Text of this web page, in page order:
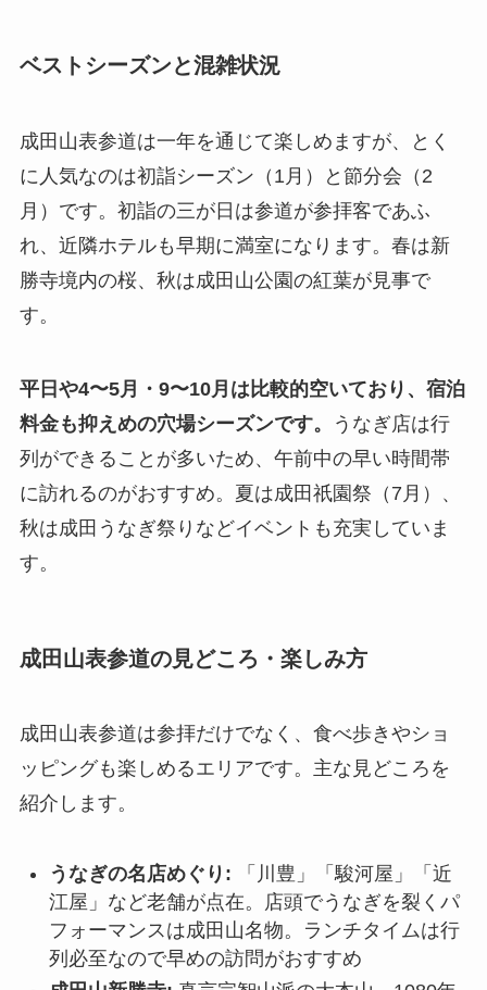
ベストシーズンと混雑状況
成田山表参道は一年を通じて楽しめますが、とく
に人気なのは初詣シーズン（1月）と節分会（2
月）です。初詣の三が日は参道が参拝客であふ
れ、近隣ホテルも早期に満室になります。春は新
勝寺境内の桜、秋は成田山公園の紅葉が見事で
す。
平日や4〜5月・9〜10月は比較的空いており、宿泊
料金も抑えめの穴場シーズンです。
うなぎ店は行
列ができることが多いため、午前中の早い時間帯
に訪れるのがおすすめ。夏は成田祇園祭（7月）、
秋は成田うなぎ祭りなどイベントも充実していま
す。
成田山表参道の見どころ・楽しみ方
成田山表参道は参拝だけでなく、食べ歩きやショ
ッピングも楽しめるエリアです。主な見どころを
紹介します。
うなぎの名店めぐり: 「川豊」「駿河屋」「近
江屋」など老舗が点在。店頭でうなぎを裂くパ
フォーマンスは成田山名物。ランチタイムは行
列必至なので早めの訪問がおすすめ